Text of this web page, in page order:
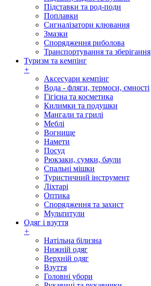
Підставки та род-поди
Поплавки
Сигналізатори клювання
Змазки
Спорядження риболова
Транспортування та зберігання
Туризм та кемпінг
+
Аксесуари кемпінг
Вода - фляги, термоси, ємності
Гігієна та косметика
Килимки та подушки
Мангали та грилі
Меблі
Вогнище
Намети
Посуд
Рюкзаки, сумки, баули
Спальні мішки
Туристичний інструмент
Ліхтарі
Оптика
Спорядження та захист
Мультитули
Одяг і взуття
+
Натільна білизна
Нижній одяг
Верхній одяг
Взуття
Головні убори